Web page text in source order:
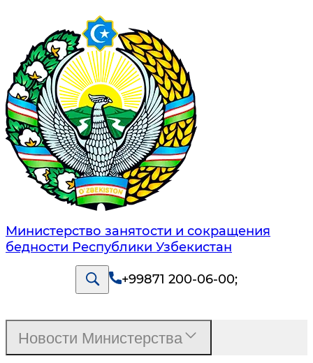
Министерство занятости и сокращения
бедности Республики Узбекистан
+99871 200-06-00;
Новости Министерства